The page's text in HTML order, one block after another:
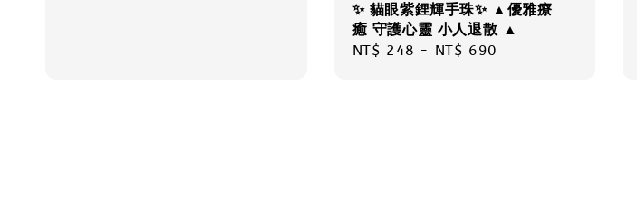
✨ 貓眼紫鋰輝手珠✨ ▲優雅療
癒 守護心靈 小人退散 ▲
Regular
NT$ 248 - NT$ 690